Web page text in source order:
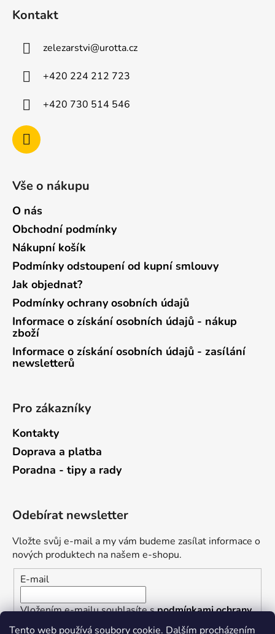
Tento web používá soubory cookie. Dalším procházením
Kontakt
zelezarstvi@urotta.cz
+420 224 212 723
+420 730 514 546
Vše o nákupu
O nás
Obchodní podmínky
Nákupní košík
Podmínky odstoupení od kupní smlouvy
Jak objednat?
Podmínky ochrany osobních údajů
Informace o získání osobních údajů - nákup
zboží
Informace o získání osobních údajů - zasílání
newsletterů
Pro zákazníky
Kontakty
Doprava a platba
Poradna - tipy a rady
Odebírat newsletter
Vložte svůj e-mail a my vám budeme zasílat informace o
nových produktech na našem e-shopu.
E-mail
Vložením e-mailu souhlasíte spodmínkami ochrany
osobních údajů